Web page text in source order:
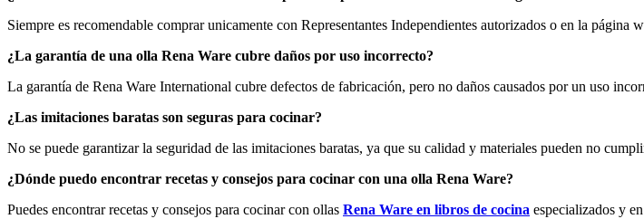
Siempre es recomendable comprar unicamente con Representantes Independientes autorizados o en la
¿La garantía de una olla Rena Ware cubre daños por uso incorrecto?
La garantía de Rena Ware International cubre defectos de fabricación, pero no daños causados por un uso
¿Las imitaciones baratas son seguras para cocinar?
No se puede garantizar la seguridad de las imitaciones baratas, ya que su calidad y materiales pueden no
¿Dónde puedo encontrar recetas y consejos para cocinar con una olla Rena Ware?
Puedes encontrar recetas y consejos para cocinar con ollas Rena Ware en libros de cocina especializados y